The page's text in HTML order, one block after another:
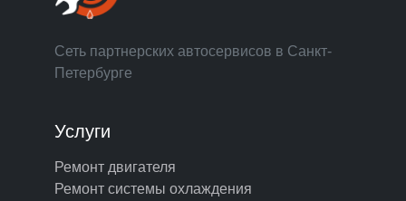
Сеть партнерских автосервисов в Санкт-
Петербурге
Услуги
Ремонт двигателя
Ремонт системы охлаждения